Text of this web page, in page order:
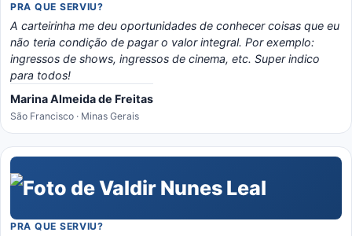
PRA QUE SERVIU?
A carteirinha me deu oportunidades de conhecer coisas que eu
não teria condição de pagar o valor integral. Por exemplo:
ingressos de shows, ingressos de cinema, etc. Super indico
para todos!
Marina Almeida de Freitas
São Francisco · Minas Gerais
PRA QUE SERVIU?